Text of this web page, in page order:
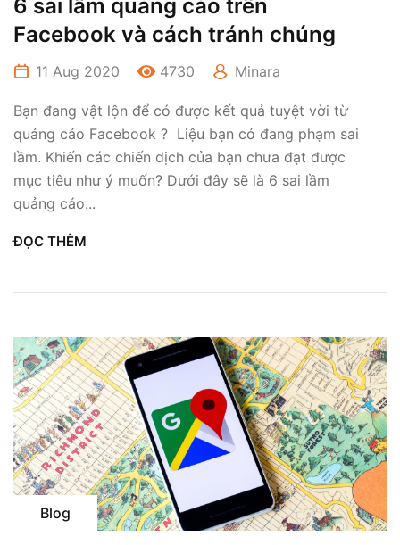
6 sai lầm quảng cáo trên
Facebook và cách tránh chúng
11 Aug 2020 4730 Minara
Bạn đang vật lộn để có được kết quả tuyệt vời từ
quảng cáo Facebook ? Liệu bạn có đang phạm sai
lầm. Khiến các chiến dịch của bạn chưa đạt được
mục tiêu như ý muốn? Dưới đây sẽ là 6 sai lầm
quảng cáo...
ĐỌC THÊM
Blog